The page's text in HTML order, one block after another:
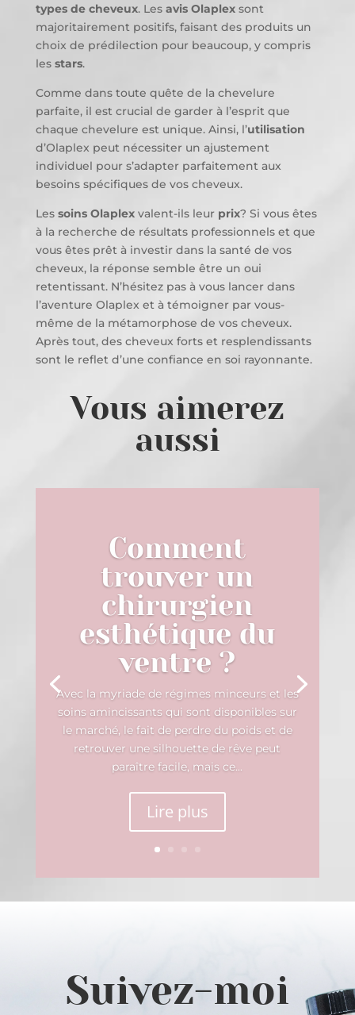
types de cheveux. Les avis Olaplexsont
majoritairement positifs, faisant des produits un
choix de prédilection pour beaucoup, y compris
les stars.
Comme dans toute quête de la chevelure
parfaite, il est crucial de garder à l’esprit que
chaque chevelure est unique. Ainsi, l’utilisation
d’Olaplex peut nécessiter un ajustement
individuel pour s’adapter parfaitement aux
besoins spécifiques de vos cheveux.
Les soins Olaplexvalent-ils leur prix? Si vous êtes
à la recherche de résultats professionnels et que
vous êtes prêt à investir dans la santé de vos
cheveux, la réponse semble être un oui
retentissant. N’hésitez pas à vous lancer dans
l’aventure Olaplex et à témoigner par vous-
même de la métamorphose de vos cheveux.
Après tout, des cheveux forts et resplendissants
sont le reflet d’une confiance en soi rayonnante.
Vous aimerez
aussi
Comment
trouver un
chirurgien
esthétique du
ventre ?
Avec la myriade de régimes minceurs et les
soins amincissants qui sont disponibles sur
le marché, le fait de perdre du poids et de
retrouver une silhouette de rêve peut
paraître facile, mais ce...
Lire plus
Suivez-moi